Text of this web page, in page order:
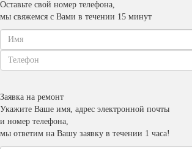
Оставьте свой номер телефона,
мы свяжемся с Вами в течении 15 минут
Заявка на ремонт
Укажите Ваше имя, адрес электронной почты
и номер телефона,
мы ответим на Вашу заявку в течении 1 часа!